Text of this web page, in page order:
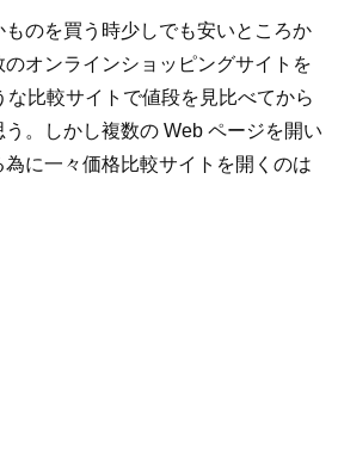
のを買う時少しでも安いところか
オンラインショッピングサイトを
な比較サイトで値段を見比べてから
。しかし複数の Web ページを開い
に一々価格比較サイトを開くのは